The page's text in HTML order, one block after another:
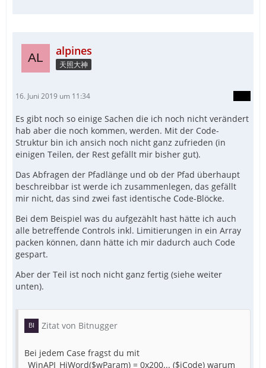
alpines
天照大神
16. Juni 2019 um 11:34
Es gibt noch so einige Sachen die ich noch nicht verändert
hab aber die noch kommen, werden. Mit der Code-
Struktur bin ich ansich noch nicht ganz zufrieden (in
einigen Teilen, der Rest gefällt mir bisher gut).
Das Abfragen der Pfadlänge und ob der Pfad überhaupt
beschreibbar ist werde ich zusammenlegen, das gefällt
mir nicht, das sind zwei fast identische Code-Blöcke.
Bei dem Beispiel was du aufgezählt hast hätte ich auch
alle betreffende Controls inkl. Limitierungen in ein Array
packen können, dann hätte ich mir dadurch auch Code
gespart.
Aber der Teil ist noch nicht ganz fertig (siehe weiter
unten).
Zitat von Bitnugger
Bei jedem Case fragst du mit
_WinAPI_HiWord($wParam) = 0x200... ($iCode) warum